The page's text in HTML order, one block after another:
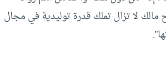
مالك لا تزال تملك قدرة توليدية في مجال